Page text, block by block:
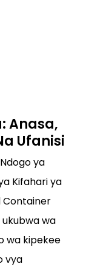
Anasa,
Ufanisi
ya
Kifahari ya
Container
wa
wa kipekee
vya